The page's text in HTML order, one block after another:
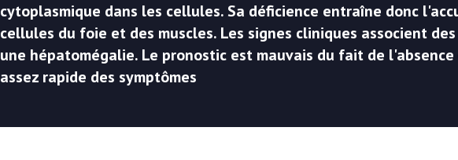
cytoplasmique dans les cellules. Sa déficience entraîne donc
cellules du foie et des muscles. Les signes cliniques associent
une hépatomégalie. Le pronostic est mauvais du fait de
assez rapide des symptômes